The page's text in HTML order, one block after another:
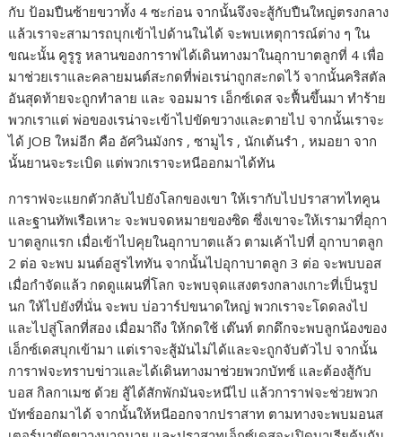
กับ ป้อมปืนซ้ายขวาทั้ง 4 ซะก่อน จากนั้นจึงจะสู้กับปืนใหญ่ตรงกลาง
แล้วเราจะสามารถบุกเข้าไปด้านในได้ จะพบเหตุการณ์ต่าง ๆ ใน
ขณะนั้น คูรูรู หลานของการาฟได้เดินทางมาในอุกาบาตลูกที่ 4 เพื่อ
มาช่วยเราและคลายมนต์สะกดที่พ่อเรน่าถูกสะกดไว้ จากนั้นคริสตัล
อันสุดท้ายจะถูกทำลาย และ จอมมาร เอ็กซ์เดส จะฟื้นขึ้นมา ทำร้าย
พวกเราแต่ พ่อของเรน่าจะเข้าไปขัดขวางและตายไป จากนั้นเราจะ
ได้ JOB ใหม่อีก คือ อัศวินมังกร , ซามูไร , นักเต้นรำ , หมอยา จาก
นั้นยานจะระเบิด แต่พวกเราจะหนีออกมาได้ทัน
การาฟจะแยกตัวกลับไปยังโลกของเขา ให้เรากับไปปราสาทไทคูน
และฐานทัพเรือเหาะ จะพบจดหมายของซิด ซึ่งเขาจะให้เรามาที่อุกา
บาตลูกแรก เมื่อเข้าไปคุยในอุกาบาตแล้ว ตามเค้าไปที่ อุกาบาตลูก
2 ต่อ จะพบ มนต์อสูรไททัน จากนั้นไปอุกาบาตลูก 3 ต่อ จะพบบอส
เมื่อกำจัดแล้ว กดดูแผนที่โลก จะพบจุดแสงตรงกลางเกาะที่เป็นรูป
นก ให้ไปยังที่นั่น จะพบ บ่อวาร์ปขนาดใหญ่ พวกเราจะโดดลงไป
และไปสู่โลกที่สอง เมื่อมาถึง ให้กดใช้ เต๊นท์ ตกดึกจะพบลูกน้องของ
เอ็กซ์เดสบุกเข้ามา แต่เราจะสู้มันไม่ได้และจะถูกจับตัวไป จากนั้น
การาฟจะทราบข่าวและได้เดินทางมาช่วยพวกบัทซ์ และต้องสู้กับ
บอส กิลกาเมซ ด้วย สู้ได้สักพักมันจะหนีไป แล้วการาฟจะช่วยพวก
บัทซ์ออกมาได้ จากนั้นให้หนีออกจากปราสาท ตามทางจะพบมอนส